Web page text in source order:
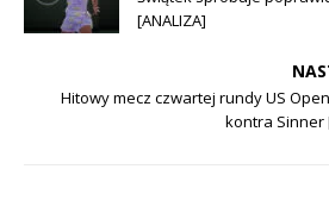
[ANALIZA]
Hitowy mecz czwartej rundy US
kontra Sinner